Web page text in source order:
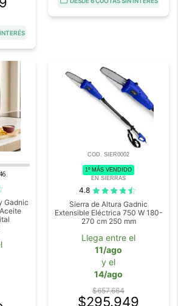
Gadnic
COD. SIER0002
1º MÁS VENDIDO
EN SIERRAS
4.8
Sierra de Altura Gadnic
Extensible Eléctrica 750 W 180-
270 cm 250 mm
Llega entre el
11/ago
y el
14/ago
$657.664
$295.949